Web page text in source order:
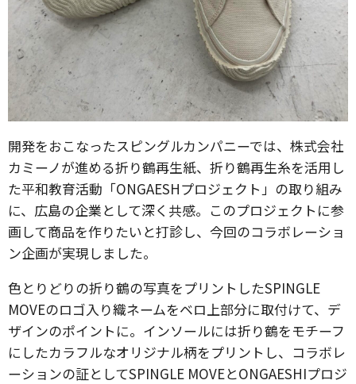
開発をおこなったスピングルカンパニーでは、株式会社
カミーノが進める折り鶴再生紙、折り鶴再生糸を活用し
た平和教育活動「ONGAESHプロジェクト」の取り組み
に、広島の企業として深く共感。このプロジェクトに参
画して商品を作りたいと打診し、今回のコラボレーショ
ン企画が実現しました。
色とりどりの折り鶴の写真をプリントしたSPINGLE
MOVEのロゴ入り織ネームをベロ上部分に取付けて、デ
ザインのポイントに。インソールには折り鶴をモチーフ
にしたカラフルなオリジナル柄をプリントし、コラボレ
ーションの証としてSPINGLE MOVEとONGAESHIプロジ